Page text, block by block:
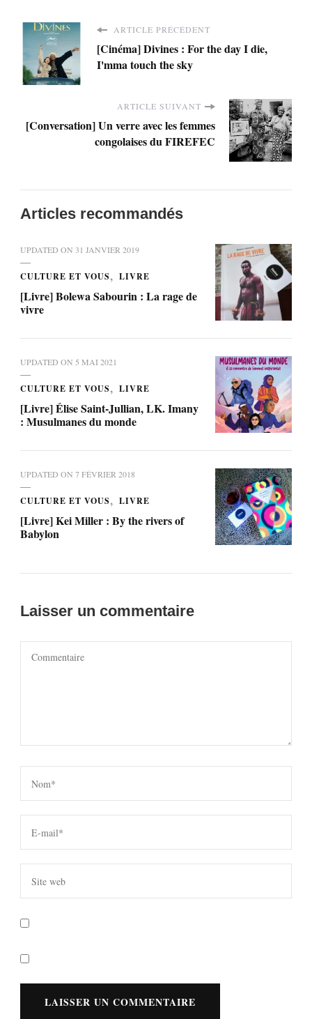
ARTICLE PRÉCÉDENT
[Cinéma] Divines : For the day I die,
I'mma touch the sky
ARTICLE SUIVANT
[Conversation] Un verre avec les femmes
congolaises du FIREFEC
Articles recommandés
UPDATED ON 31 JANVIER 2019
CULTURE ET VOUS LIVRE
[Livre] Bolewa Sabourin : La rage de
vivre
UPDATED ON 5 MAI 2021
CULTURE ET VOUS LIVRE
[Livre] Élise Saint-Jullian, LK. Imany
: Musulmanes du monde
UPDATED ON 7 FÉVRIER 2018
CULTURE ET VOUS LIVRE
[Livre] Kei Miller : By the rivers of
Babylon
Laisser un commentaire